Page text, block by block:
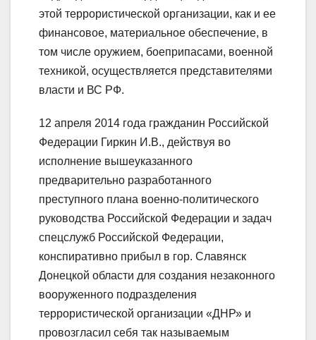
этой террористической организации, как и ее
финансовое, материальное обеспечение, в
том числе оружием, боеприпасами, военной
техникой, осуществляется представителями
власти и ВС РФ.
12 апреля 2014 года гражданин Российской
Федерации Гиркин И.В., действуя во
исполнение вышеуказанного
предварительно разработанного
преступного плана военно-политического
руководства Российской Федерации и задач
спецслужб Российской Федерации,
конспиративно прибыл в гор. Славянск
Донецкой области для создания незаконного
вооруженного подразделения
террористической организации «ДНР» и
провозгласил себя так называемым